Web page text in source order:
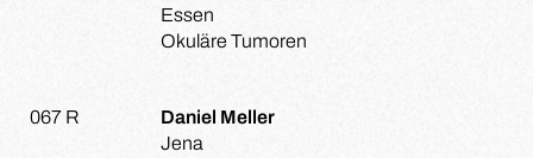
Essen
Okuläre Tumoren
067 R
Daniel Meller
Jena